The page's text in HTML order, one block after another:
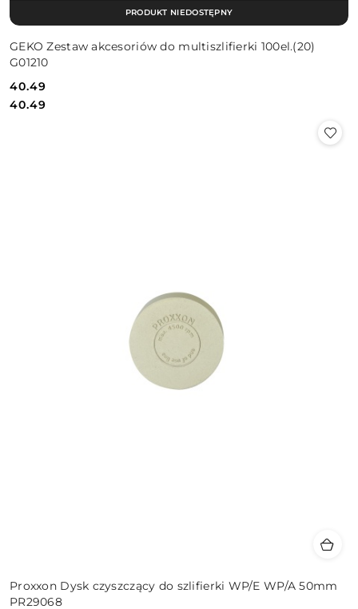
GEKO Zestaw akcesoriów do multiszlifierki 100el.(20)
G01210
Cena:
40.49
Cena:
40.49
PRODUKT NIEDOSTĘPNY
Proxxon Dysk czyszczący do szlifierki WP/E WP/A 50mm
PR29068